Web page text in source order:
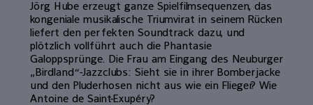
Jörg Hube erzeugt ganze Spielfilmsequenzen, das
kongeniale musikalische Triumvirat in seinem Rücken
liefert den perfekten Soundtrack dazu, und
plötzlich vollführt auch die Phantasie
Galoppsprünge. Die Frau am Eingang des Neuburger
„Birdland“-Jazzclubs: Sieht sie in ihrer Bomberjacke
und den Pluderhosen nicht aus wie ein Flieger? Wie
Antoine de Saint-Exupéry?